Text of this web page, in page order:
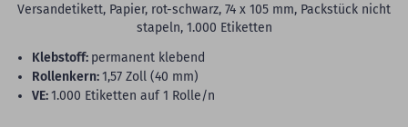
Versandetikett, Papier, rot-schwarz, 74 x 105 mm, Packstück nicht
stapeln, 1.000 Etiketten
Klebstoff: permanent klebend
Rollenkern:1,57 Zoll (40 mm)
VE:1.000 Etiketten auf 1 Rolle/n